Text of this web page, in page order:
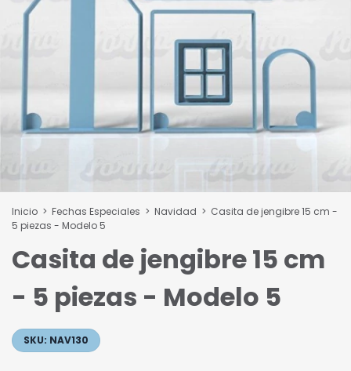
Inicio > Fechas Especiales > Navidad > Casita de jengibre 15 cm -
5 piezas - Modelo 5
Casita de jengibre 15 cm
- 5 piezas - Modelo 5
SKU: NAV130